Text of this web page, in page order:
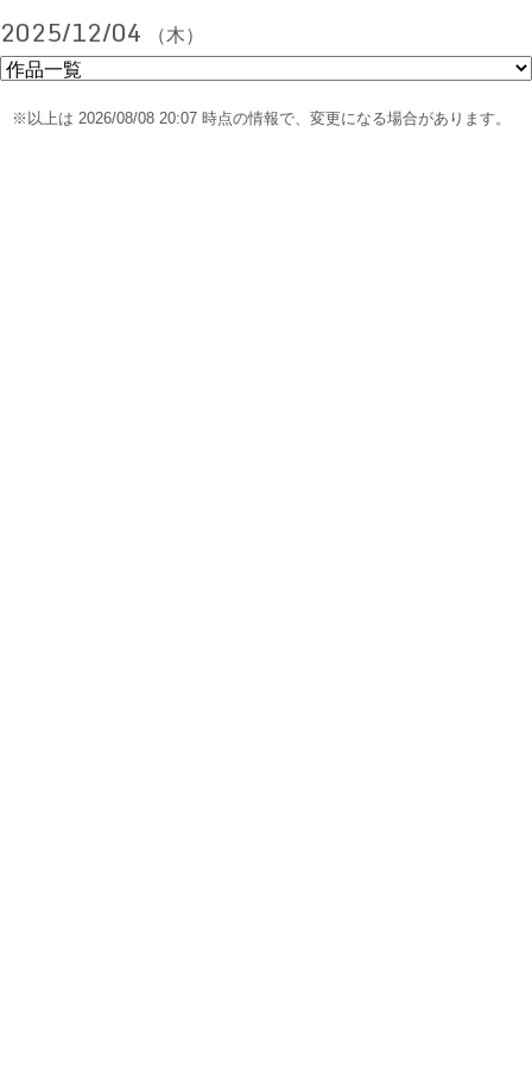
2025/12/04 （木）
※以上は 2026/08/08 20:07 時点の情報で、変更になる場合があります。